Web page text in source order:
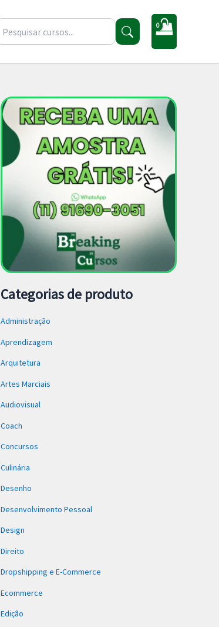
Categorias de produto
Administração
Aprendizagem
Arquitetura
Artes Marciais
Audiovisual
Coach
Concursos
Culinária
Desenho
Desenvolvimento Pessoal
Design
Direito
Dropshipping e E-Commerce
Ecommerce
Edição